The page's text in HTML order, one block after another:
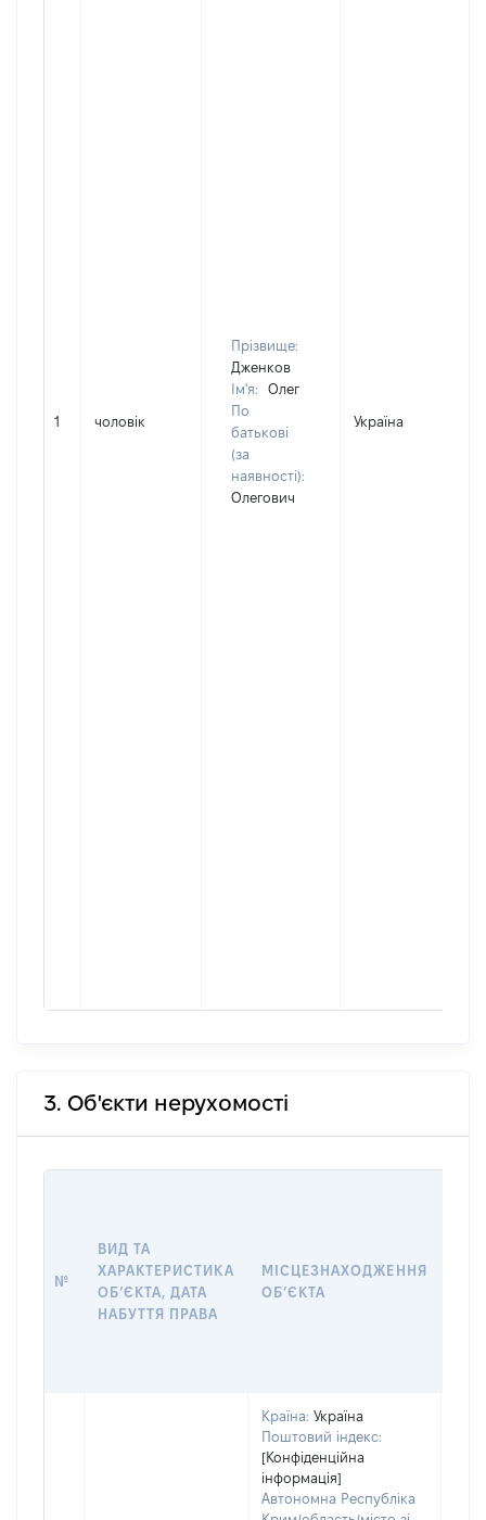
1 чоловік
Прізвище:
Дженков
Ім'я:
Олег
По
батькові
(за
наявності):
Олегович
Україна
3. Об'єкти нерухомості
№
ВИД ТА
ХАРАКТЕРИСТИКА
ОБʼЄКТА, ДАТА
НАБУТТЯ ПРАВА
МІСЦЕЗНАХОДЖЕННЯ
ОБʼЄКТА
Країна: Україна
Поштовий індекс:
[Конфіденційна
інформація]
Автономна Республіка